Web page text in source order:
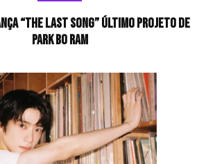
“The Last Song” último projeto de
Park Bo Ram